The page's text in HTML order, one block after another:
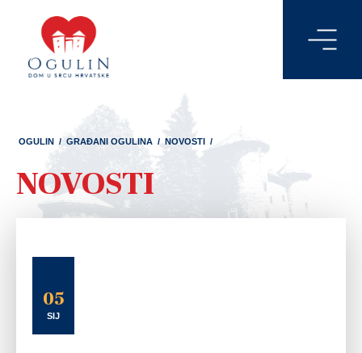
OGULIN / GRAĐANI OGULINA / NOVOSTI /
NOVOSTI
05
SIJ